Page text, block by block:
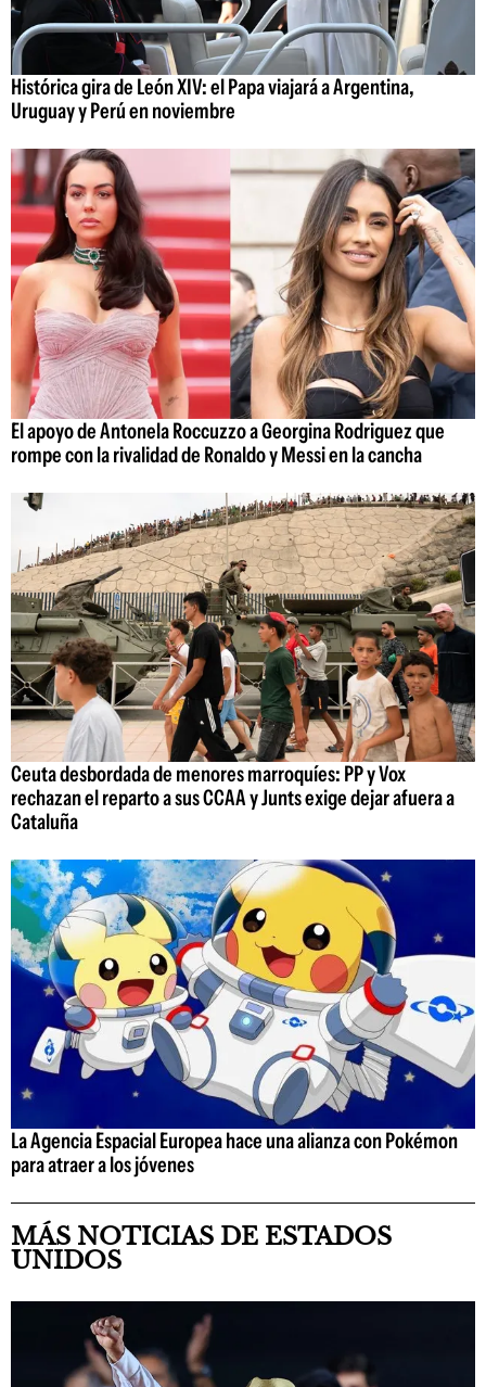
Histórica gira de León XIV: el Papa viajará a Argentina,
Uruguay y Perú en noviembre
El apoyo de Antonela Roccuzzo a Georgina Rodriguez que
rompe con la rivalidad de Ronaldo y Messi en la cancha
Ceuta desbordada de menores marroquíes: PP y Vox
rechazan el reparto a sus CCAA y Junts exige dejar afuera a
Cataluña
La Agencia Espacial Europea hace una alianza con Pokémon
para atraer a los jóvenes
MÁS NOTICIAS DE ESTADOS
UNIDOS